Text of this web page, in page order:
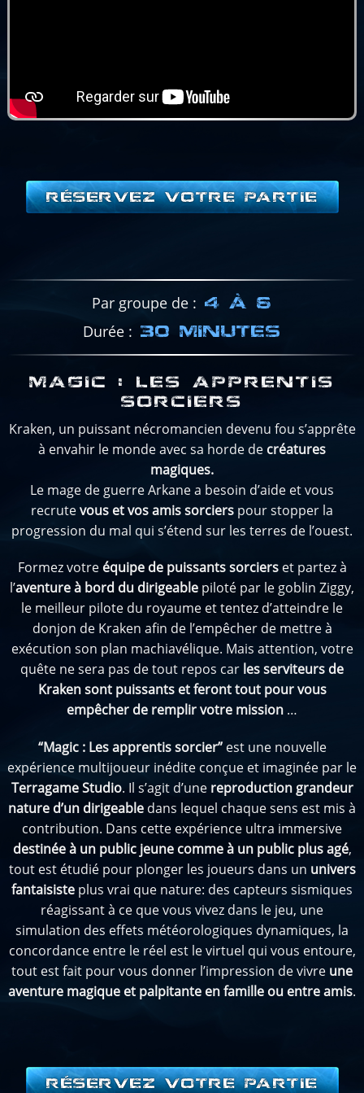
RÉSERVEZ VOTRE PARTIE
Par groupe de 4 À 6
Durée 30 MINUTES
MAGIC : LES APPRENTIS
SORCIERS
Kraken, un puissant nécromancien devenu fou s’apprête
à envahir le monde avec sa horde de créatures
magiques.
Le mage de guerre Arkane a besoin d’aide et vous
recrutevous et vos amis sorciers pour stopper la
progression du mal qui s’étend sur les terres de l’ouest.
Formez votre équipe de puissants sorcierset partez à
l’aventure à bord du dirigeable piloté par le goblin Ziggy,
le meilleur pilote du royaume et tentez d’atteindre le
donjon de Kraken afin de l’empêcher de mettre à
exécution son plan machiavélique. Mais attention, votre
quête ne sera pas de tout repos car les serviteurs de
Kraken sont puissants et feront tout pour vous
empêcher de remplir votre mission …
“Magic : Les apprentis sorcier”est une nouvelle
expérience multijoueur inédite conçue et imaginée par le
Terragame Studio. Il s’agit d’unereproduction grandeur
nature d’un dirigeable dans lequel chaque sens est mis à
contribution. Dans cette expérience ultra immersive
destinée à un public jeune comme à un public plus agé,
tout est étudié pour plonger les joueurs dans un univers
fantaisiste plus vrai que nature: des capteurs sismiques
réagissant à ce que vous vivez dans le jeu, une
simulation des effets météorologiques dynamiques, la
concordance entre le réel est le virtuel qui vous entoure,
tout est fait pour vous donner l’impression de vivre une
aventure magique et palpitante en famille ou entre amis.
RÉSERVEZ VOTRE PARTIE